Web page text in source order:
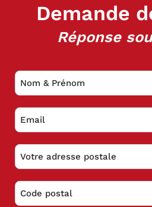
Demande
Réponse